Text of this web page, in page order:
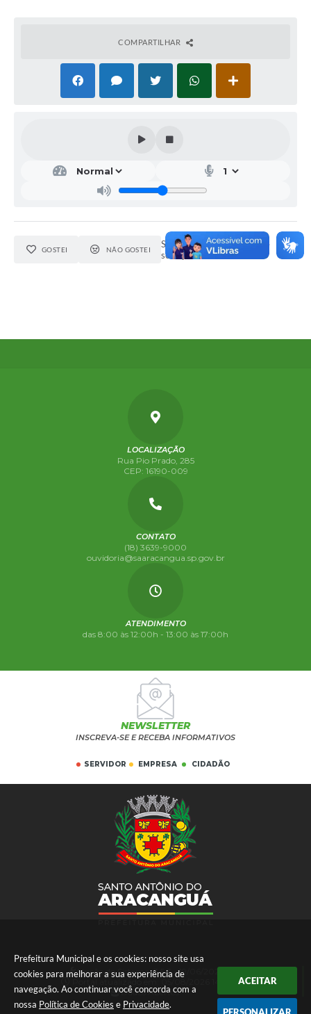
Prefeitura Municipal e os cookies: nosso site usa
cookies para melhorar a sua experiência de
navegação. Ao continuar você concorda com a
nossa Política de Cookies e Privacidade.
ACEITAR
COMPARTILHAR
GOSTEI NÃO GOSTEI
Seja o primeiro a curtir este
serviço.
LOCALIZAÇÃO
Rua Pio Prado, 285
CEP: 16190-009
CONTATO
(18) 3639-9000
ouvidoria@saaracangua.sp.gov.br
ATENDIMENTO
das 8:00 às 12:00h - 13:00 às 17:00h
NEWSLETTER
INSCREVA-SE E RECEBA INFORMATIVOS
SERVIDOR EMPRESA CIDADÃO
Versão do Sistema:3.5.3 - 19/06/2026
Portal atualizado em:
Dados Abertos